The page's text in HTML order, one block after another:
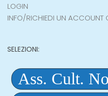
LOGIN
INFO/RICHIEDI UN ACCOUNT
SELEZIONI: